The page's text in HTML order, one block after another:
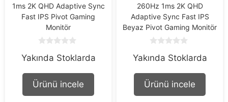
1ms 2K QHD Adaptive Sync
Fast IPS Pivot Gaming
Monitör
o
t
f
Yakında Stoklarda
Ürünü incele
260Hz 1ms 2K QHD
Adaptive Sync Fast IPS
Beyaz Pivot Gaming Monitör
o
t
f
Yakında Stoklarda
Ürünü incele